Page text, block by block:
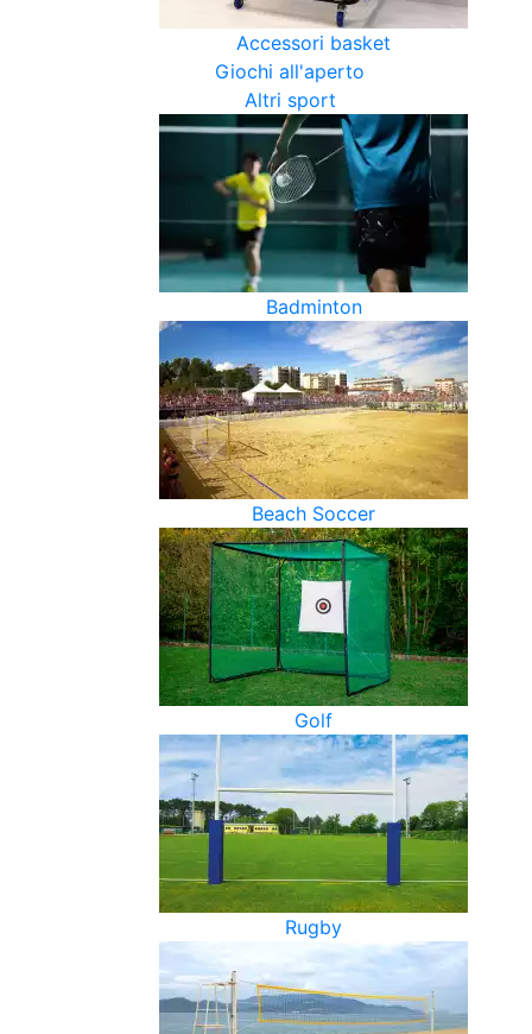
Accessori basket
Giochi all'aperto
Altri sport
Badminton
Beach Soccer
Golf
Rugby